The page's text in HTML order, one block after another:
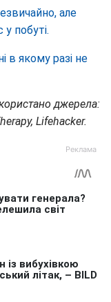
але
побуті.
в якому разі не
джерела:
Lifehacker.